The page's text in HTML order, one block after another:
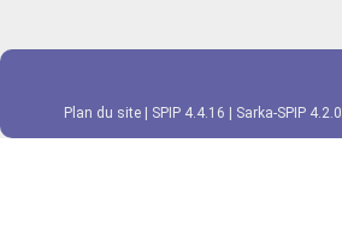
Plan du site SPIP 4.4.16 Sarka-SPIP 4.2.0